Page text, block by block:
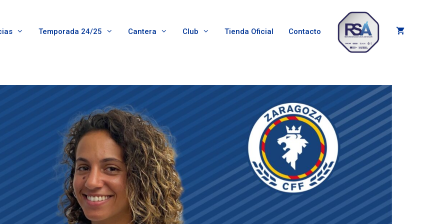
Temporada 24/25 Cantera Club Tienda Oficial Contacto